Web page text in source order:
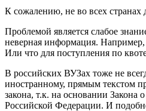
К сожалению, не во всех странах
Проблемой является слабое
неверная информация. Например,
Или что для поступления по
В российских ВУЗах тоже не
иностранному, прямым текстом
закона, т.к. на основании
Российской Федерации. И